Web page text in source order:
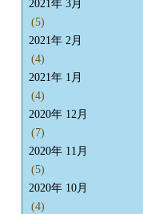
2021年 3月
(5)
2021年 2月
(4)
2021年 1月
(4)
2020年 12月
(7)
2020年 11月
(5)
2020年 10月
(4)